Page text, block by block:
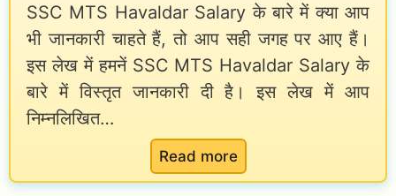
l
a
r
y
f
a
SSC MTS Havaldar Salary के बारे में क्या आप
भी जानकारी चाहते हैं, तो आप सही जगह पर आए हैं।
इस लेख में हमनें SSC MTS Havaldar Salary के
बारे में विस्तृत जानकारी दी है। इस लेख में आप
निम्नलिखित…
Read more:
S